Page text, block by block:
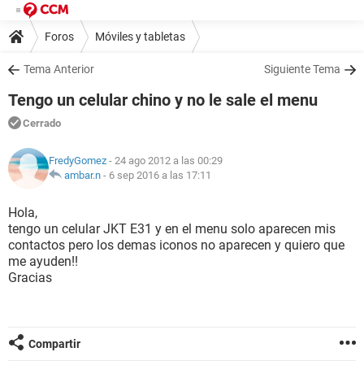
Foros Móviles y tabletas
Tema Anterior Siguiente Tema
Tengo un celular chino y no le sale el menu
Cerrado
FredyGomez - 24 ago 2012 a las 00:29
ambar.n - 6 sep 2016 a las 17:11
Hola,
tengo un celular JKT E31 y en el menu solo aparecen mis
contactos pero los demas iconos no aparecen y quiero que
me ayuden!!
Gracias
Compartir